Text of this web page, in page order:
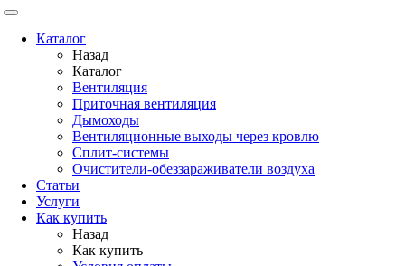
Каталог
Назад
Каталог
Вентиляция
Приточная вентиляция
Дымоходы
Вентиляционные выходы через кровлю
Сплит-системы
Очистители-обеззараживатели воздуха
Статьи
Услуги
Как купить
Назад
Как купить